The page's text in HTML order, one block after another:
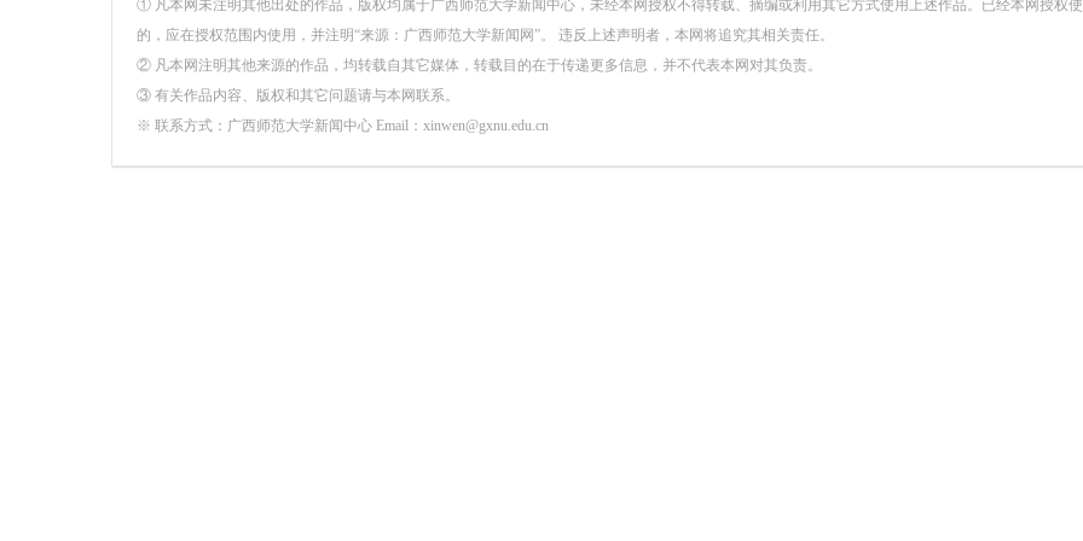
① 凡本网未注明其他出处的作品，版权均属于广西师范大学新闻中心，未经本网授权不得转载、摘编或利用其它方式使用上述作品。已经本网授权
的，应在授权范围内使用，并注明“来源：广西师范大学新闻网”。 违反上述声明者，本网将追究其相关责任。
② 凡本网注明其他来源的作品，均转载自其它媒体，转载目的在于传递更多信息，并不代表本网对其负责。
③ 有关作品内容、版权和其它问题请与本网联系。
※ 联系方式：广西师范大学新闻中心 Email：xinwen@gxnu.edu.cn